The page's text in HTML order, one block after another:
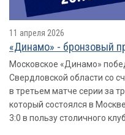
11 апреля 2026
«Динамо» - бронзовый
Московское «Динамо»
Свердловской области со
в третьем матче серии за
который состоялся в
3:0 в пользу столичного